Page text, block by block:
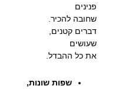
פנינים
שחובה להכיר.
דברים קטנים,
שעושים
את כל ההבדל.
שפות שונות,